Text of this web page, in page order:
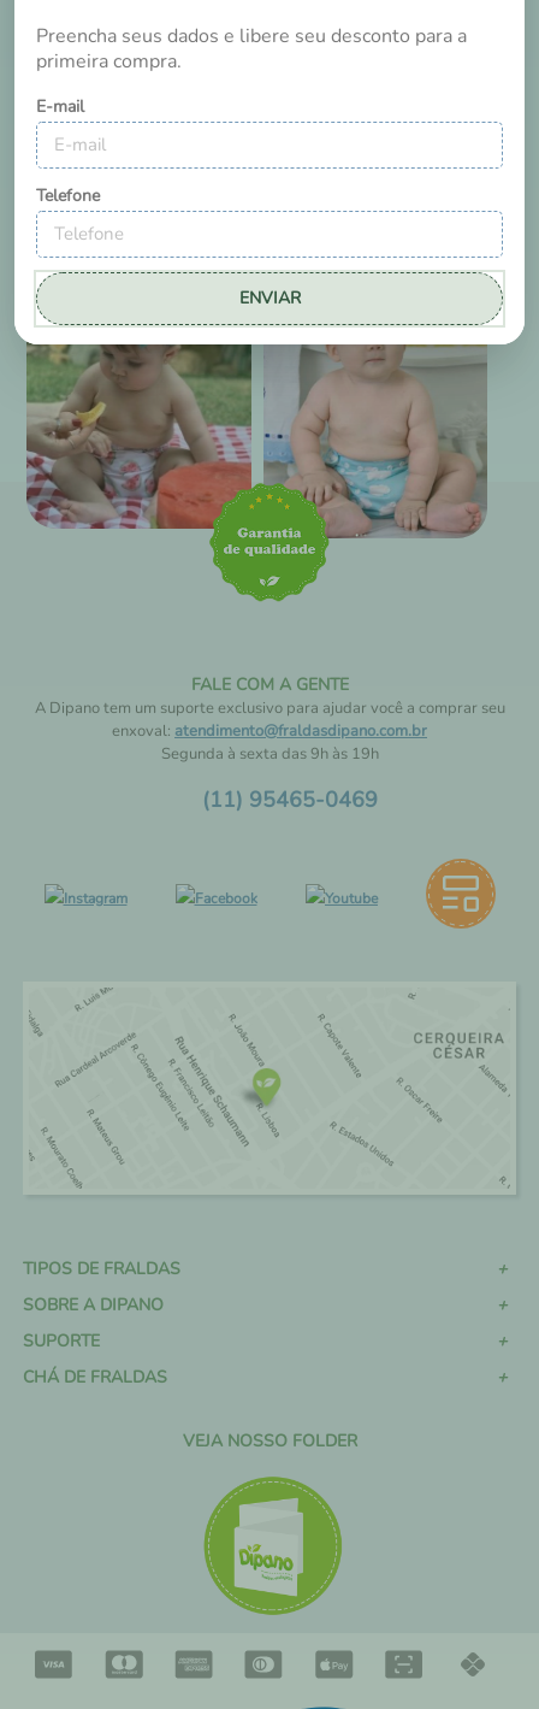
Preencha seus dados e libere seu desconto para a
primeira compra.
E-mail
Telefone
ENVIAR
FALE COM A GENTE
A Dipano tem um suporte exclusivo para ajudar você a comprar seu
enxoval: atendimento@fraldasdipano.com.br
Segunda à sexta das 9h às 19h
(11) 95465-0469
TIPOS DE FRALDAS
SOBRE A DIPANO
SUPORTE
CHÁ DE FRALDAS
VEJA NOSSO FOLDER